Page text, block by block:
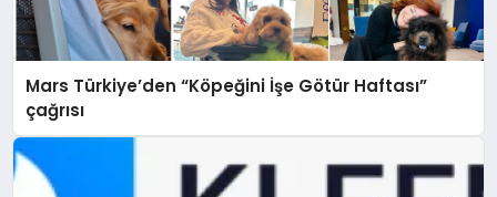
Mars Türkiye’den “Köpeğini İşe Götür Haftası”
çağrısı